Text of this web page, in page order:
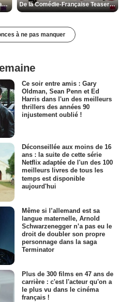
Les Matins merveilleux Bande-annonce VF De la Comédie-Française Teaser VF
à ne pas manquer
Ce soir entre amis : Gary
Oldman, Sean Penn et Ed
Harris dans l'un des meilleurs
thrillers des années 90
injustement oublié !
Déconseillée aux moins de 16
ans : la suite de cette série
Netflix adaptée de l'un des 100
meilleurs livres de tous les
temps est disponible
aujourd'hui
Même si l’allemand est sa
langue maternelle, Arnold
Schwarzenegger n’a pas eu le
droit de doubler son propre
personnage dans la saga
Terminator
Plus de 300 films en 47 ans de
carrière : c'est l'acteur qu'on a
le plus vu dans le cinéma
français !